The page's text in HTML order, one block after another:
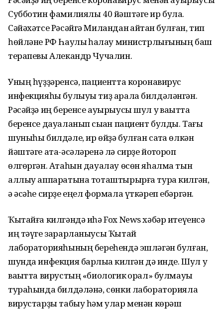
Субботин фамилиялы 40 йәштәге ир була.
Сәйәхәтсе Рәсәйгә Миландан ҡайтҡан булған, тип
һөйләне РФ Һаулыҡ һаҡлау министрлығының баш
терапевы Алекандр Чучалин.
Уның һүҙҙәренсә, пациентта коронавирус
инфекцияһы булыуы тиҙ арала билдәләнгән.
Рәсәйҙә иң беренсе ауырыусы шул уҡ ваҡытта
беренсе дауаланып сыҡҡан пациент булды. Тағы
шуныһы билдәле, ир өйҙә булған саҡта өлкән
йәштәге ата-әсәләренә лә сирҙе йоҡтороп
өлгөргән. Атаһын дауалау өсөн яһалма тын
аллыу аппаратына тоташтырырға тура килгән,
ә әсәһе сирҙе еңел формала үткәреп ебәргән.
Ҡытайға килгәндә иһә Fox News хәбәр итеүенсә
иң тәүге зарарланыусы Ҡытай
лабораторияһының береһендә эшләгән булған,
шунда инфекция барлыҡҡа килгән дә инде. Шул уҡ
ваҡытта вирустың «биологик ҡорал» булмауы
тураһында билдәләнә, сөнки лабораторияла
вирустарҙы табыу һәм улар менән көрәш